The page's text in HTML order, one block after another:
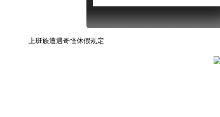
上班族遭遇奇怪休假规定